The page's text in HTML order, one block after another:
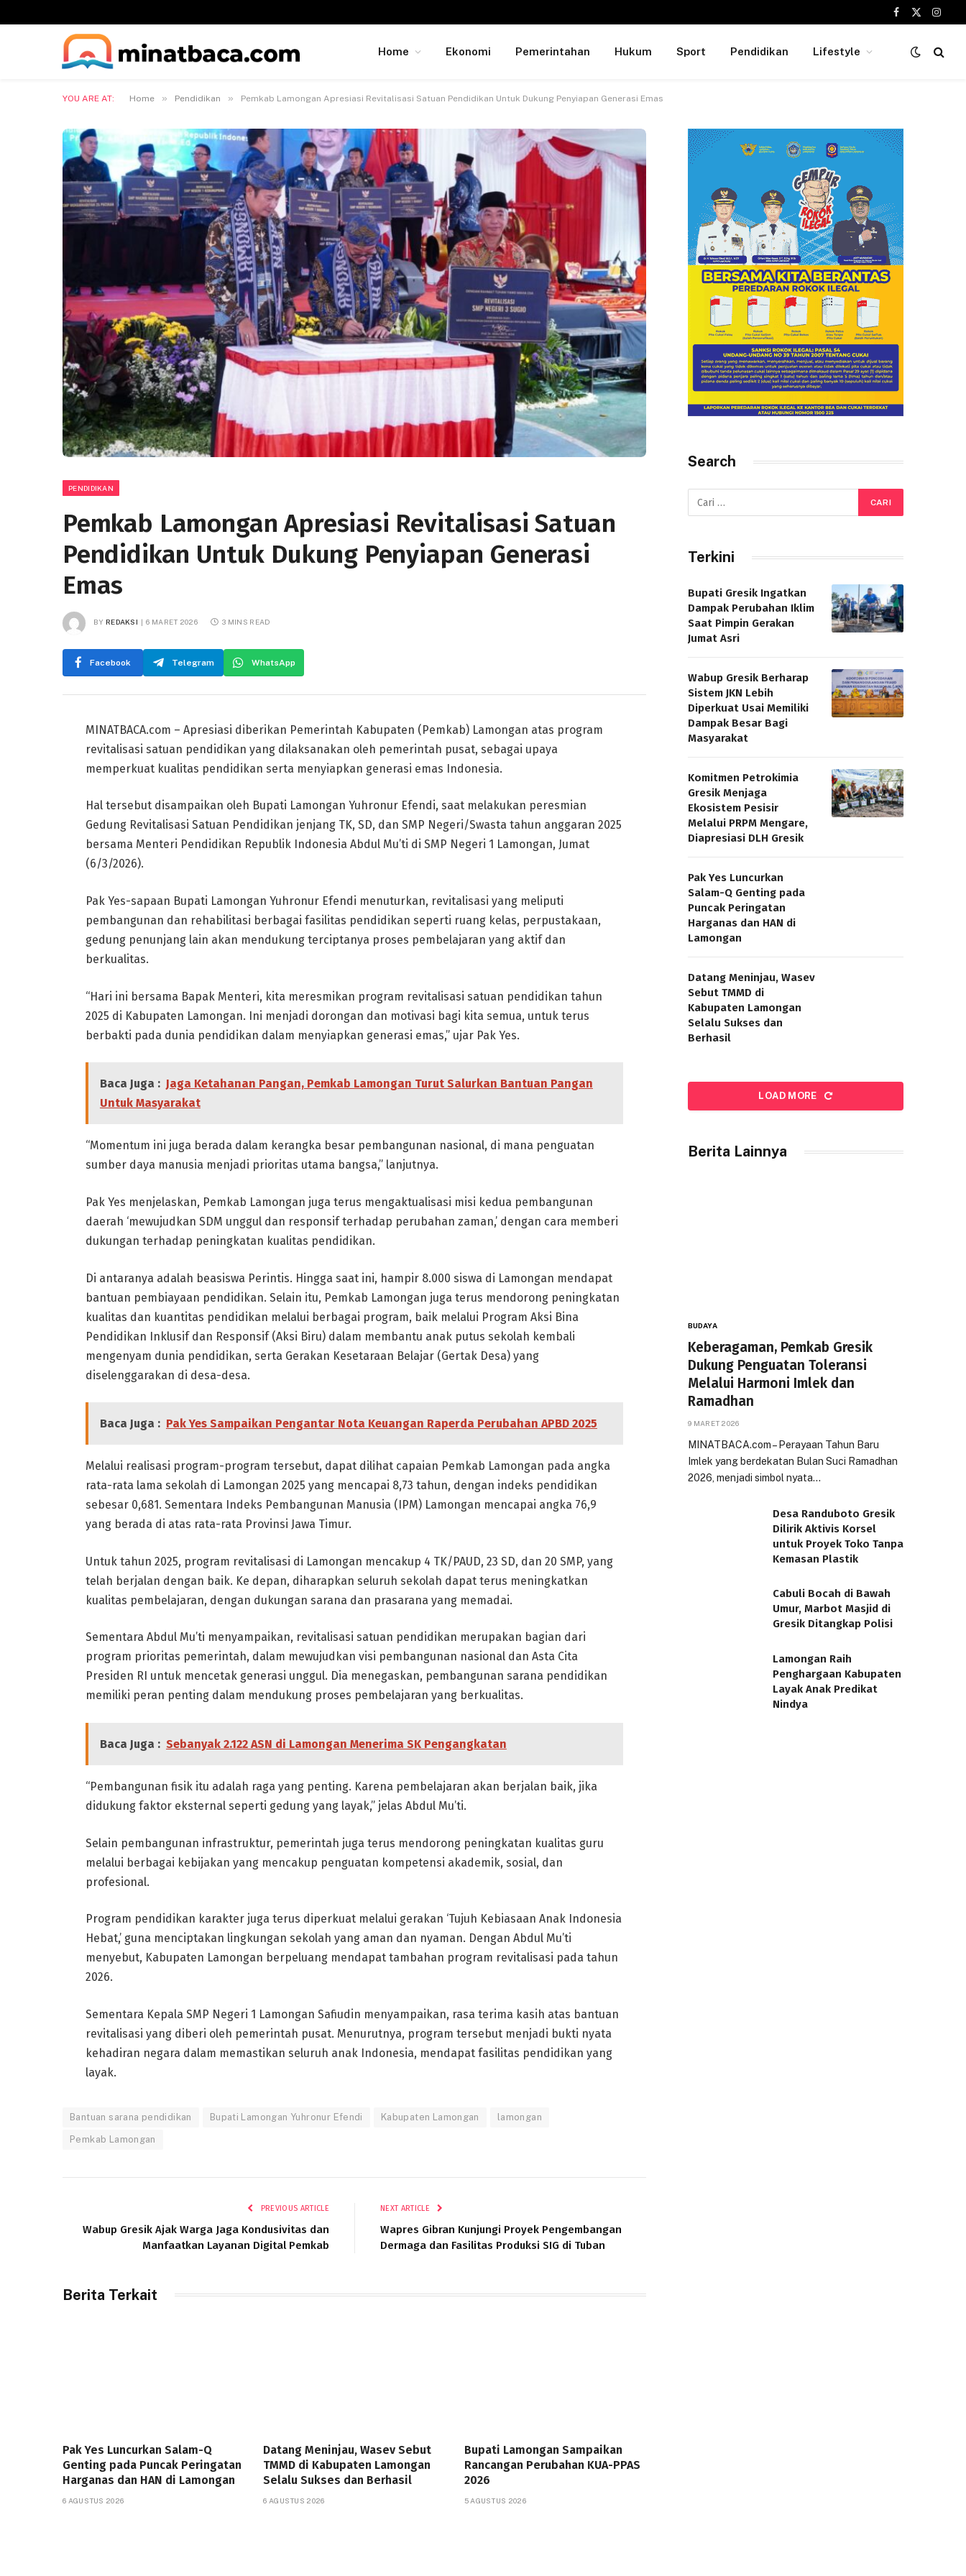
Facebook
X
Home Ekonomi Pemerintahan Hukum Sport Pendidikan Lifestyle
YOU ARE AT: Home » Pendidikan » Pemkab Lamongan Apresiasi Revitalisasi Satuan Pendidikan Untuk Dukung Penyiapan Generasi Emas
PENDIDIKAN
Pemkab Lamongan Apresiasi Revitalisasi Satuan
Pendidikan Untuk Dukung Penyiapan Generasi
Emas
BY REDAKSI 6 MARET 2026 3 MINS READ
Facebook Telegram WhatsApp
MINATBACA.com – Apresiasi diberikan Pemerintah Kabupaten (Pemkab) Lamongan atas program
revitalisasi satuan pendidikan yang dilaksanakan oleh pemerintah pusat, sebagai upaya
memperkuat kualitas pendidikan serta menyiapkan generasi emas Indonesia.
Hal tersebut disampaikan oleh Bupati Lamongan Yuhronur Efendi, saat melakukan peresmian
Gedung Revitalisasi Satuan Pendidikan jenjang TK, SD, dan SMP Negeri/Swasta tahun anggaran 2025
bersama Menteri Pendidikan Republik Indonesia Abdul Mu’ti di SMP Negeri 1 Lamongan, Jumat
(6/3/2026).
Pak Yes-sapaan Bupati Lamongan Yuhronur Efendi menuturkan, revitalisasi yang meliputi
pembangunan dan rehabilitasi berbagai fasilitas pendidikan seperti ruang kelas, perpustakaan,
gedung penunjang lain akan mendukung terciptanya proses pembelajaran yang aktif dan
berkualitas.
“Hari ini bersama Bapak Menteri, kita meresmikan program revitalisasi satuan pendidikan tahun
2025 di Kabupaten Lamongan. Ini menjadi dorongan dan motivasi bagi kita semua, untuk terus
berbakti pada dunia pendidikan dalam menyiapkan generasi emas,” ujar Pak Yes.
Baca Juga : Jaga Ketahanan Pangan, Pemkab Lamongan Turut Salurkan Bantuan Pangan
Untuk Masyarakat
“Momentum ini juga berada dalam kerangka besar pembangunan nasional, di mana penguatan
sumber daya manusia menjadi prioritas utama bangsa,” lanjutnya.
Pak Yes menjelaskan, Pemkab Lamongan juga terus mengaktualisasi misi kedua pembangunan
daerah ‘mewujudkan SDM unggul dan responsif terhadap perubahan zaman,’ dengan cara memberi
dukungan terhadap peningkatan kualitas pendidikan.
Di antaranya adalah beasiswa Perintis. Hingga saat ini, hampir 8.000 siswa di Lamongan mendapat
bantuan pembiayaan pendidikan. Selain itu, Pemkab Lamongan juga terus mendorong peningkatan
kualitas dan kuantitas pendidikan melalui berbagai program, baik melalui Program Aksi Bina
Pendidikan Inklusif dan Responsif (Aksi Biru) dalam membantu anak putus sekolah kembali
mengenyam dunia pendidikan, serta Gerakan Kesetaraan Belajar (Gertak Desa) yang
diselenggarakan di desa-desa.
Baca Juga : Pak Yes Sampaikan Pengantar Nota Keuangan Raperda Perubahan APBD 2025
Melalui realisasi program-program tersebut, dapat dilihat capaian Pemkab Lamongan pada angka
rata-rata lama sekolah di Lamongan 2025 yang mencapai 8,73 tahun, dengan indeks pendidikan
sebesar 0,681. Sementara Indeks Pembangunan Manusia (IPM) Lamongan mencapai angka 76,9
yang berada di atas rata-rata Provinsi Jawa Timur.
Untuk tahun 2025, program revitalisasi di Lamongan mencakup 4 TK/PAUD, 23 SD, dan 20 SMP, yang
telah berjalan dengan baik. Ke depan, diharapkan seluruh sekolah dapat terus meningkatkan
kualitas pembelajaran, dengan dukungan sarana dan prasarana yang memadai.
Sementara Abdul Mu’ti menyampaikan, revitalisasi satuan pendidikan merupakan bagian dari
program prioritas pemerintah, dalam mewujudkan visi pembangunan nasional dan Asta Cita
Presiden RI untuk mencetak generasi unggul. Dia menegaskan, pembangunan sarana pendidikan
memiliki peran penting dalam mendukung proses pembelajaran yang berkualitas.
Baca Juga : Sebanyak 2.122 ASN di Lamongan Menerima SK Pengangkatan
“Pembangunan fisik itu adalah raga yang penting. Karena pembelajaran akan berjalan baik, jika
didukung faktor eksternal seperti gedung yang layak,” jelas Abdul Mu’ti.
Selain pembangunan infrastruktur, pemerintah juga terus mendorong peningkatan kualitas guru
melalui berbagai kebijakan yang mencakup penguatan kompetensi akademik, sosial, dan
profesional.
Program pendidikan karakter juga terus diperkuat melalui gerakan ‘Tujuh Kebiasaan Anak Indonesia
Hebat,’ guna menciptakan lingkungan sekolah yang aman dan nyaman. Dengan Abdul Mu’ti
menyebut, Kabupaten Lamongan berpeluang mendapat tambahan program revitalisasi pada tahun
2026.
Sementara Kepala SMP Negeri 1 Lamongan Safiudin menyampaikan, rasa terima kasih atas bantuan
revitalisasi yang diberi oleh pemerintah pusat. Menurutnya, program tersebut menjadi bukti nyata
kehadiran negara dalam memastikan seluruh anak Indonesia, mendapat fasilitas pendidikan yang
layak.
Bantuan sarana pendidikan Bupati Lamongan Yuhronur Efendi Kabupaten Lamongan lamongan
Pemkab Lamongan
PREVIOUS ARTICLE
Wabup Gresik Ajak Warga Jaga Kondusivitas dan
Manfaatkan Layanan Digital Pemkab
NEXT ARTICLE
Wapres Gibran Kunjungi Proyek Pengembangan
Dermaga dan Fasilitas Produksi SIG di Tuban
Berita Terkait
Pak Yes Luncurkan Salam-Q
Genting pada Puncak Peringatan
Harganas dan HAN di Lamongan
6 AGUSTUS 2026
Datang Meninjau, Wasev Sebut
TMMD di Kabupaten Lamongan
Selalu Sukses dan Berhasil
6 AGUSTUS 2026
Bupati Lamongan Sampaikan
Rancangan Perubahan KUA-PPAS
2026
5 AGUSTUS 2026
Search
Terkini
Bupati Gresik Ingatkan
Dampak Perubahan Iklim
Saat Pimpin Gerakan
Jumat Asri
Wabup Gresik Berharap
Sistem JKN Lebih
Diperkuat Usai Memiliki
Dampak Besar Bagi
Masyarakat
Komitmen Petrokimia
Gresik Menjaga
Ekosistem Pesisir
Melalui PRPM Mengare,
Diapresiasi DLH Gresik
Pak Yes Luncurkan
Salam-Q Genting pada
Puncak Peringatan
Harganas dan HAN di
Lamongan
Datang Meninjau, Wasev
Sebut TMMD di
Kabupaten Lamongan
Selalu Sukses dan
Berhasil
LOAD MORE
Berita Lainnya
BUDAYA
Keberagaman, Pemkab Gresik
Dukung Penguatan Toleransi
Melalui Harmoni Imlek dan
Ramadhan
9 MARET 2026
MINATBACA.com – Perayaan Tahun Baru
Imlek yang berdekatan Bulan Suci Ramadhan
2026, menjadi simbol nyata…
Desa Randuboto Gresik
Dilirik Aktivis Korsel
untuk Proyek Toko Tanpa
Kemasan Plastik
Cabuli Bocah di Bawah
Umur, Marbot Masjid di
Gresik Ditangkap Polisi
Lamongan Raih
Penghargaan Kabupaten
Layak Anak Predikat
Nindya